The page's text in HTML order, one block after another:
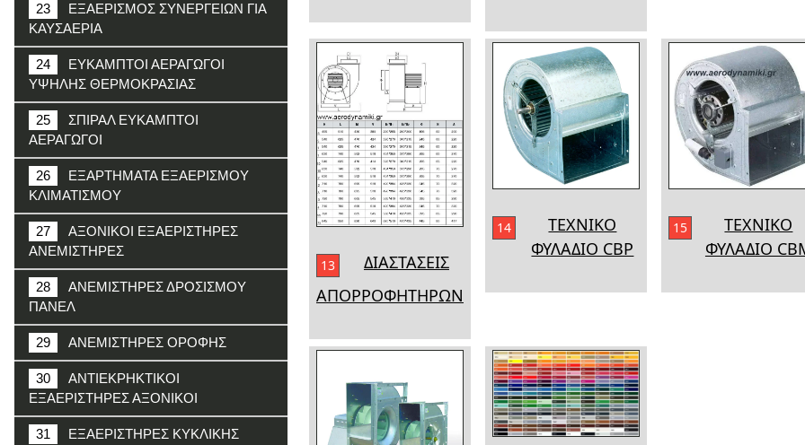
23
ΕΞΑΕΡΙΣΜΟΣ ΣΥΝΕΡΓΕΙΩΝ ΓΙΑ
ΚΑΥΣΑΕΡΙΑ
24
ΕΥΚΑΜΠΤΟΙ ΑΕΡΑΓΩΓΟΙ
ΥΨΗΛΗΣ ΘΕΡΜΟΚΡΑΣΙΑΣ
25
ΣΠΙΡΑΛ ΕΥΚΑΜΠΤΟΙ
ΑΕΡΑΓΩΓΟΙ
26
ΕΞΑΡΤΗΜΑΤΑ ΕΞΑΕΡΙΣΜΟΥ
ΚΛΙΜΑΤΙΣΜΟΥ
27
ΑΞΟΝΙΚΟΙ ΕΞΑΕΡΙΣΤΗΡΕΣ
ΑΝΕΜΙΣΤΗΡΕΣ
28
ΑΝΕΜΙΣΤΗΡΕΣ ΔΡΟΣΙΣΜΟΥ
ΠΑΝΕΛ
29 ΑΝΕΜΙΣΤΗΡΕΣ ΟΡΟΦΗΣ
30
ΑΝΤΙΕΚΡΗΚΤΙΚΟΙ
ΕΞΑΕΡΙΣΤΗΡΕΣ ΑΞΟΝΙΚΟΙ
31
ΕΞΑΕΡΙΣΤΗΡΕΣ ΚΥΚΛΙΚΗΣ
13
ΔΙΑΣΤΑΣΕΙΣ
ΑΠΟΡΡΟΦΗΤΗΡΩΝ
14
ΤΕΧΝΙΚΟ
ΦΥΛΑΔΙΟ CBP
15
ΤΕΧΝΙΚΟ
ΦΥΛΑΔΙΟ